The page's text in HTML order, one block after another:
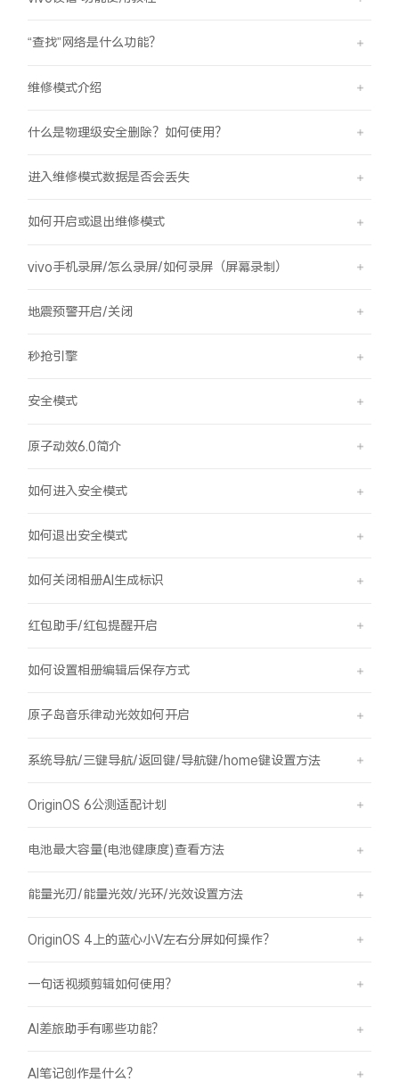
“查找”网络是什么功能？
维修模式介绍
什么是物理级安全删除？如何使用？
进入维修模式数据是否会丢失
如何开启或退出维修模式
vivo手机录屏/怎么录屏/如何录屏（屏幕录制）
地震预警开启/关闭
秒抢引擎
安全模式
原子动效6.0简介
如何进入安全模式
如何退出安全模式
如何关闭相册AI生成标识
红包助手/红包提醒开启
如何设置相册编辑后保存方式
原子岛音乐律动光效如何开启
系统导航/三键导航/返回键/导航键/home键设置方法
OriginOS 6公测适配计划
电池最大容量(电池健康度)查看方法
能量光刃/能量光效/光环/光效设置方法
OriginOS 4上的蓝心小V左右分屏如何操作？
一句话视频剪辑如何使用？
AI差旅助手有哪些功能？
AI笔记创作是什么？